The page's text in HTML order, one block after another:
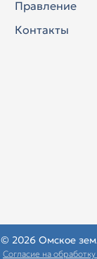
Правление
Контакты
© 2026 Омское
Согласие на